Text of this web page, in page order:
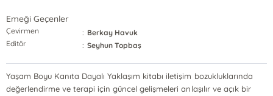
Emeği Geçenler
Çevirmen : Berkay Havuk
Editör
: Seyhun Topbaş
Yaşam Boyu Kanıta Dayalı Yaklaşım kitabı iletişim bozukluklarında
değerlendirme ve terapi için güncel gelişmeleri anlaşılır ve açık bir